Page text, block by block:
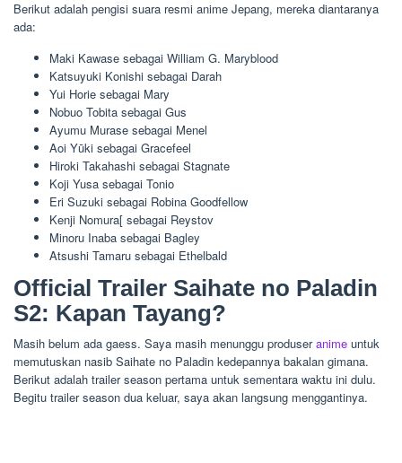
Berikut adalah pengisi suara resmi anime Jepang, mereka diantaranya
ada:
Maki Kawase sebagai William G. Maryblood
Katsuyuki Konishi sebagai Darah
Yui Horie sebagai Mary
Nobuo Tobita sebagai Gus
Ayumu Murase sebagai Menel
Aoi Yūki sebagai Gracefeel
Hiroki Takahashi sebagai Stagnate
Koji Yusa sebagai Tonio
Eri Suzuki sebagai Robina Goodfellow
Kenji Nomura[ sebagai Reystov
Minoru Inaba sebagai Bagley
Atsushi Tamaru sebagai Ethelbald
Official Trailer Saihate no Paladin
S2: Kapan Tayang?
Masih belum ada gaess. Saya masih menunggu produseranime untuk
memutuskan nasib Saihate no Paladin kedepannya bakalan gimana.
Berikut adalah trailer season pertama untuk sementara waktu ini dulu.
Begitu trailer season dua keluar, saya akan langsung menggantinya.